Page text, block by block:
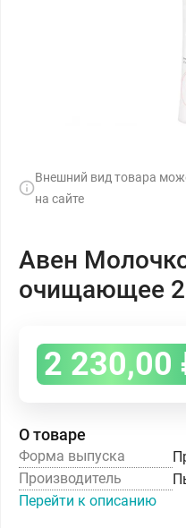
Внешний вид товара
на сайте
Авен
очищающее
2 230,00
О товаре
Форма выпуска
Производитель
Перейти к описанию